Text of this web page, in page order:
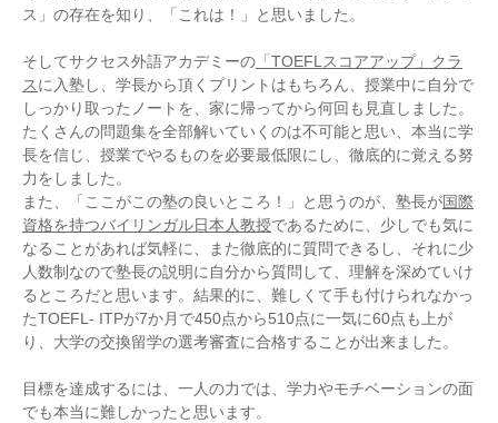
ス」の存在を知り、「これは！」と思いました。
そしてサクセス外語アカデミーの 「TOEFLスコアアップ」クラ
スに入塾し、学長から頂くプリントはもちろん、授業中に自分で
しっかり取ったノートを、家に帰ってから何回も見直しました。
たくさんの問題集を全部解いていくのは不可能と思い、本当に学
長を信じ、授業でやるものを必要最低限にし、徹底的に覚える努
力をしました。
また、「ここがこの塾の良いところ！」と思うのが、塾長が国際
資格を持つバイリンガル日本人教授であるために、少しでも気に
なることがあれば気軽に、また徹底的に質問できるし、それに少
人数制なので塾長の説明に自分から質問して、理解を深めていけ
るところだと思います。結果的に、難しくて手も付けられなかっ
たTOEFL- ITPが7か月で450点から510点に一気に60点も上が
り、大学の交換留学の選考審査に合格することが出来ました。
目標を達成するには、一人の力では、学力やモチベーションの面
でも本当に難しかったと思います。